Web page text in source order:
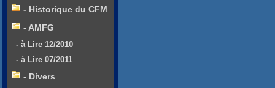
- Historique du CFM
- AMFG
- à Lire 12/2010
- à Lire 07/2011
- Divers